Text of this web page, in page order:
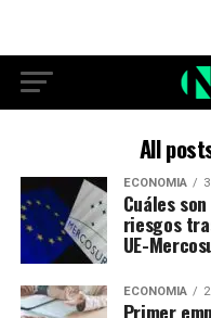
All
ECONOMIA
Cuáles
riesgos
UE-
ECONOMIA
Primer